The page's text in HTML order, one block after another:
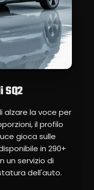
alzare la voce per
il profilo
gioca sulle
in 290+
un servizio di
dell'auto.